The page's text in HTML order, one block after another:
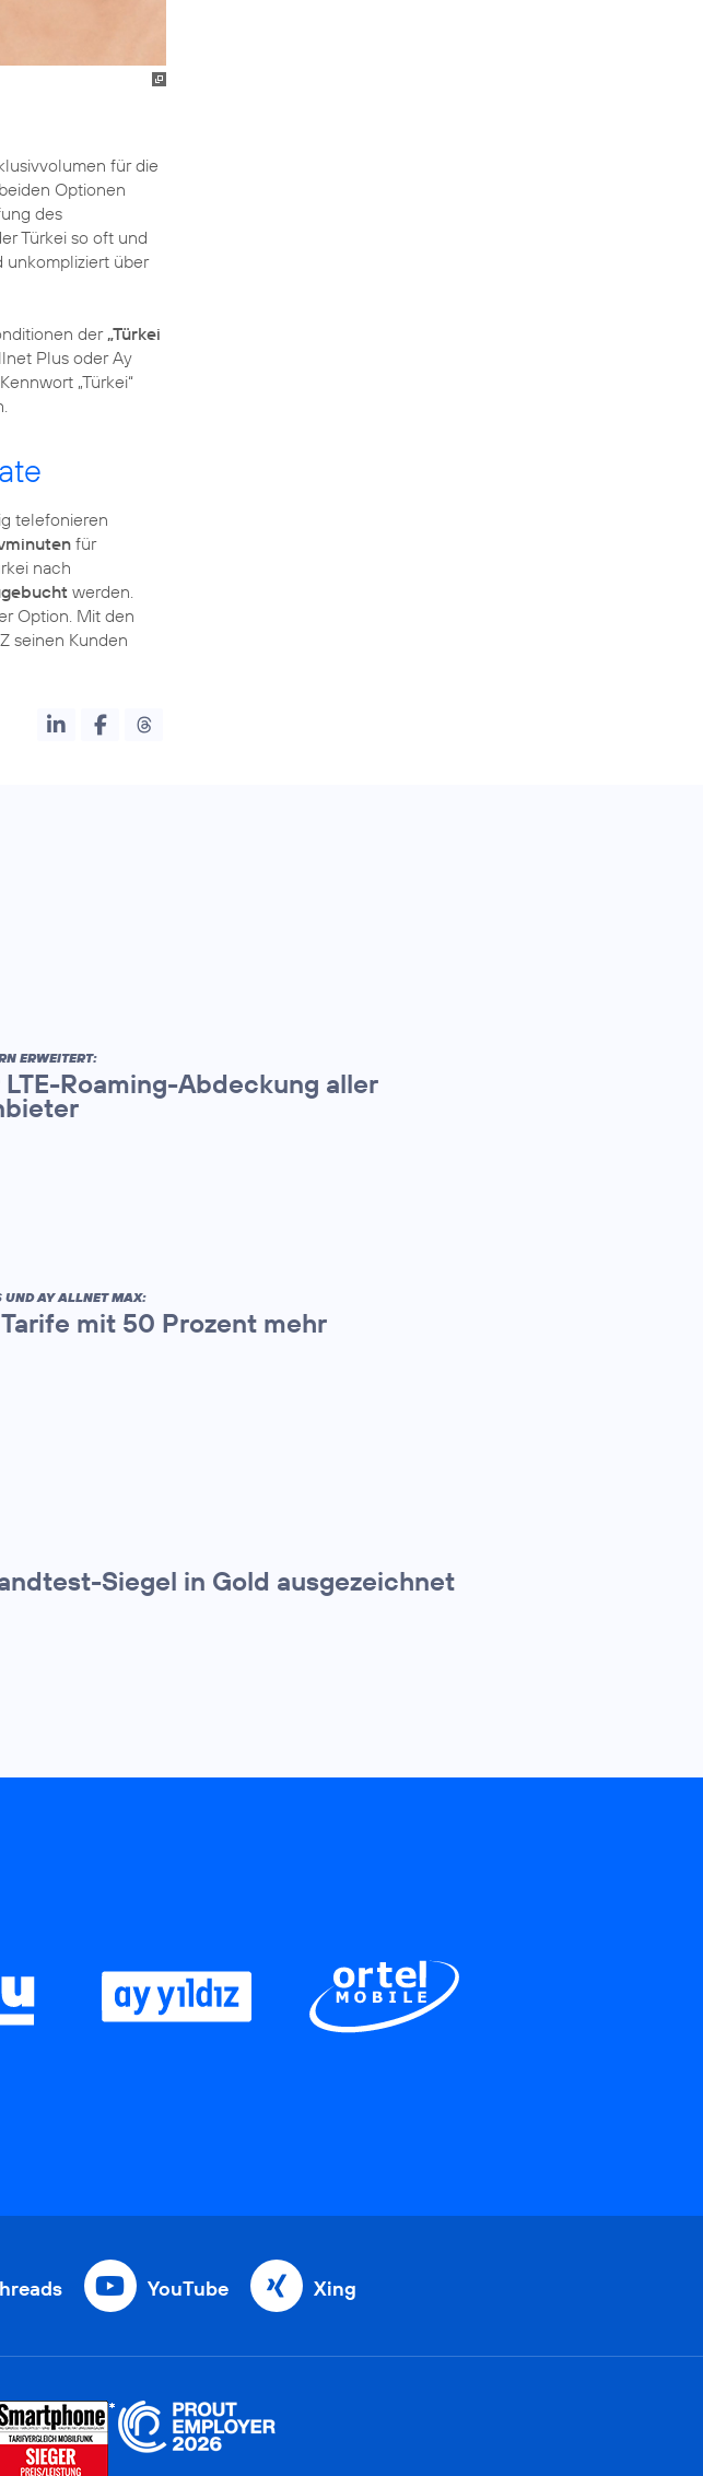
für die
Optionen
des
Türkei so oft und
unkompliziert über
der„Türkei
Plus oder Ay
„Türkei“
telefonieren
für
nach
werden.
Option. Mit den
seinen Kunden
ERWEITERT:
Roaming-Abdeckung aller
UND AY ALLNET MAX:
mit 50 Prozent mehr
Siegel in Gold ausgezeichnet
YouTube Xing